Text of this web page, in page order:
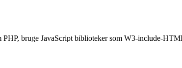
bruge JavaScript biblioteker som W3-include-